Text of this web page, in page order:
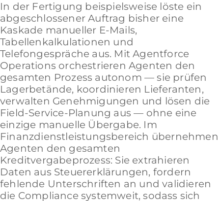
In der Fertigung beispielsweise löste ein
abgeschlossener Auftrag bisher eine
Kaskade manueller E-Mails,
Tabellenkalkulationen und
Telefongespräche aus. Mit Agentforce
Operations orchestrieren Agenten den
gesamten Prozess autonom — sie prüfen
Lagerbetände, koordinieren Lieferanten,
verwalten Genehmigungen und lösen die
Field-Service-Planung aus — ohne eine
einzige manuelle Übergabe. Im
Finanzdienstleistungsbereich übernehmen
Agenten den gesamten
Kreditvergabeprozess: Sie extrahieren
Daten aus Steuererklärungen, fordern
fehlende Unterschriften an und validieren
die Compliance systemweit, sodass sich